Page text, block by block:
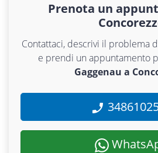
Prenota un
Contattaci, descrivi il problema
e prendi un appuntamento
Gaggenau a